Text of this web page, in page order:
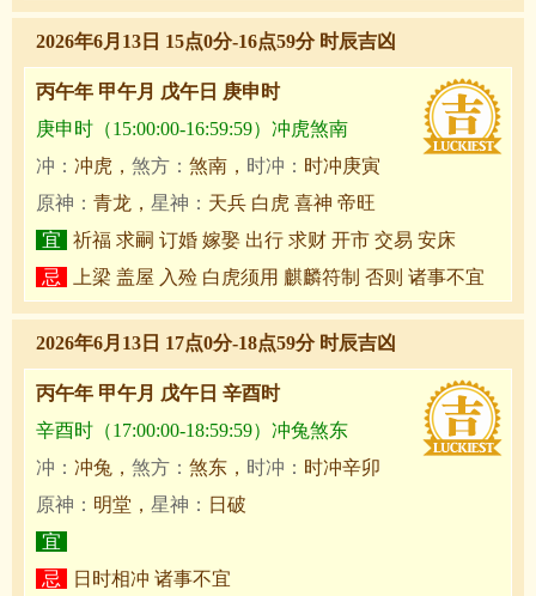
2026年6月13日 15点0分-16点59分 时辰吉凶
丙午年 甲午月 戊午日 庚申时
庚申时（15:00:00-16:59:59）冲虎煞南
冲： 冲虎， 煞方： 煞南， 时冲： 时冲庚寅
原神： 青龙， 星神： 天兵 白虎 喜神 帝旺
宜
祈福 求嗣 订婚 嫁娶 出行 求财 开市 交易 安床
忌
上梁 盖屋 入殓 白虎须用 麒麟符制 否则 诸事不宜
2026年6月13日 17点0分-18点59分 时辰吉凶
丙午年 甲午月 戊午日 辛酉时
辛酉时（17:00:00-18:59:59）冲兔煞东
冲： 冲兔， 煞方： 煞东， 时冲： 时冲辛卯
原神： 明堂， 星神： 日破
宜
忌
日时相冲 诸事不宜